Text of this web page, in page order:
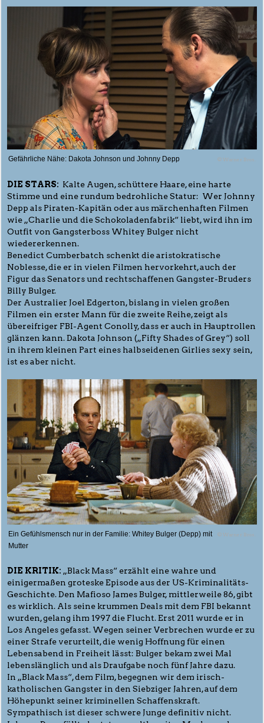
Gefährliche Nähe: Dakota Johnson und Johnny Depp © Warner Bros.
DIE STARS: Kalte Augen, schüttere Haare, eine harte
Stimme und eine rundum bedrohliche Statur: Wer Johnny
Depp als Piraten-Kapitän oder aus märchenhaften Filmen
wie „Charlie und die Schokoladenfabrik“ liebt, wird ihn im
Outfit von Gangsterboss Whitey Bulger nicht
wiedererkennen.
Benedict Cumberbatch schenkt die aristokratische
Noblesse, die er in vielen Filmen hervorkehrt, auch der
Figur das Senators und rechtschaffenen Gangster-Bruders
Billy Bulger.
Der Australier Joel Edgerton, bislang in vielen großen
Filmen ein erster Mann für die zweite Reihe, zeigt als
übereifriger FBI-Agent Conolly, dass er auch in Hauptrollen
glänzen kann. Dakota Johnson („Fifty Shades of Grey“) soll
in ihrem kleinen Part eines halbseidenen Girlies sexy sein,
ist es aber nicht.
Ein Gefühlsmensch nur in der Familie: Whitey Bulger (Depp) mit
Mutter
© Warner Bros.
DIE KRITIK: „Black Mass“ erzählt eine wahre und
einigermaßen groteske Episode aus der US-Kriminalitäts-
Geschichte. Den Mafioso James Bulger, mittlerweile 86, gibt
es wirklich. Als seine krummen Deals mit dem FBI bekannt
wurden, gelang ihm 1997 die Flucht. Erst 2011 wurde er in
Los Angeles gefasst. Wegen seiner Verbrechen wurde er zu
einer Strafe verurteilt, die wenig Hoffnung für einen
Lebensabend in Freiheit lässt: Bulger bekam zwei Mal
lebenslänglich und als Draufgabe noch fünf Jahre dazu.
In „Black Mass“, dem Film, begegnen wir dem irisch-
katholischen Gangster in den Siebziger Jahren, auf dem
Höhepunkt seiner kriminellen Schaffenskraft.
Sympathisch ist dieser schwere Junge definitiv nicht.